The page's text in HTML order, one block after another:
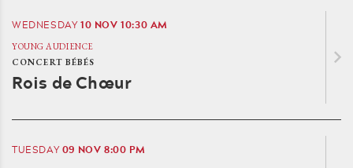
WEDNESDAY10 NOV10:30 AM
YOUNG AUDIENCE
CONCERT BÉBÉS
Rois de Chœur
TUESDAY09 NOV8:00 PM